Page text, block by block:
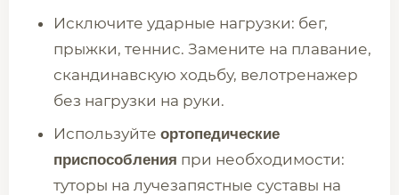
Исключите ударные нагрузки: бег,
прыжки, теннис. Замените на плавание,
скандинавскую ходьбу, велотренажер
без нагрузки на руки.
Используйте ортопедические
приспособления при необходимости:
туторы на лучезапястные суставы на